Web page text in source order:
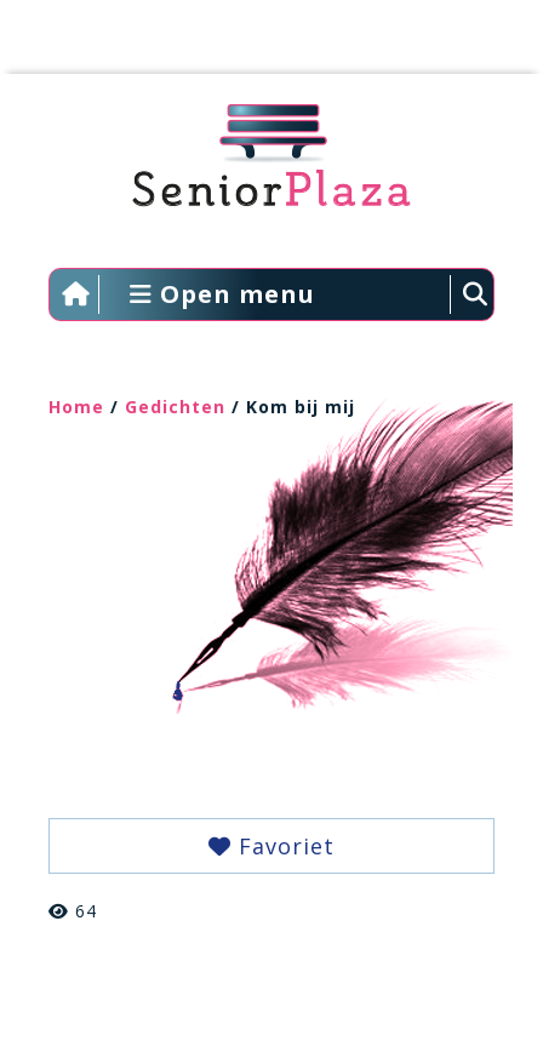
Open menu
Home / Gedichten / Kom bij mij
Favoriet
64